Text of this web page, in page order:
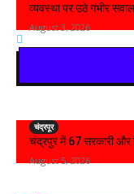
व्यवस्था पर उठे गंभीर सवाल
August 3, 2026
चंद्रपूर
चंद्रपुर में 67 सरकारी और
August 5, 2026